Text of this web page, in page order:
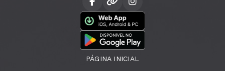
PÁGINA INICIAL